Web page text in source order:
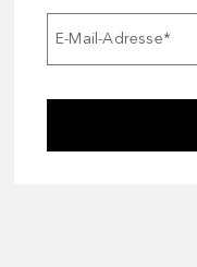
E-Mail-Adresse*